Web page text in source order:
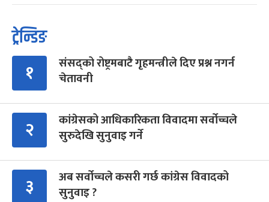
ट्रेन्डिङ
१
संसद्को रोष्ट्रमबाटै गृहमन्त्रीले दिए प्रश्न नगर्न
चेतावनी
२
कांग्रेसको आधिकारिकता विवादमा सर्वोच्चले
सुरुदेखि सुनुवाइ गर्ने
३
अब सर्वोच्चले कसरी गर्छ कांग्रेस विवादको
सुनुवाइ ?